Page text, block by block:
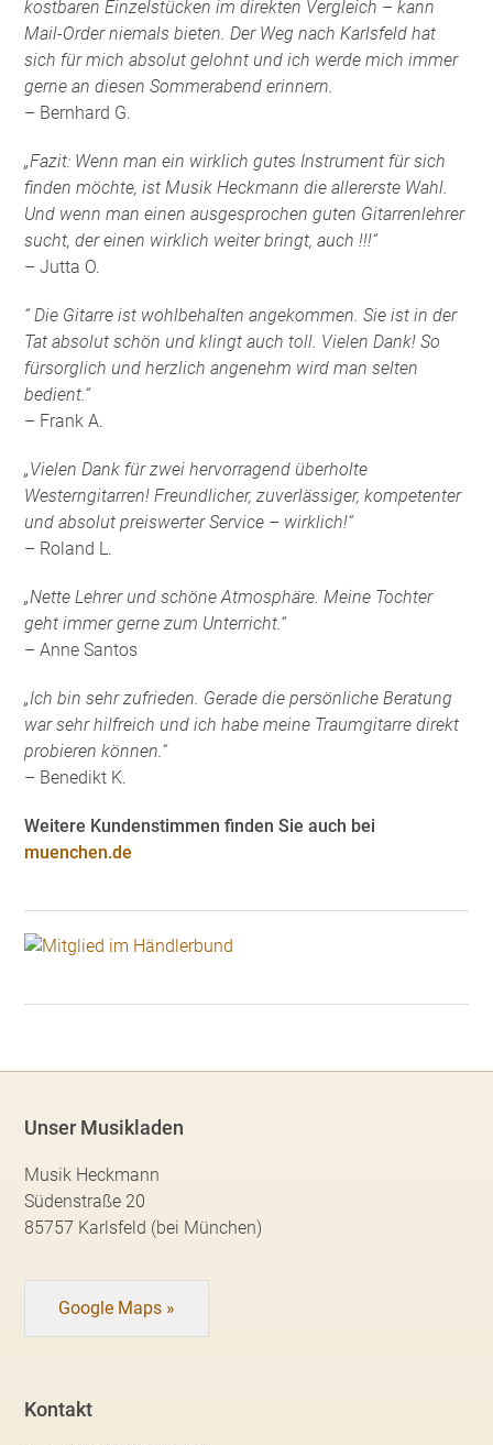
kostbaren Einzelstücken im direkten Vergleich – kann
Mail-Order niemals bieten. Der Weg nach Karlsfeld hat
sich für mich absolut gelohnt und ich werde mich immer
gerne an diesen Sommerabend erinnern.
– Bernhard G.
„Fazit: Wenn man ein wirklich gutes Instrument für sich
finden möchte, ist Musik Heckmann die allererste Wahl.
Und wenn man einen ausgesprochen guten Gitarrenlehrer
sucht, der einen wirklich weiter bringt, auch !!!“
– Jutta O.
“ Die Gitarre ist wohlbehalten angekommen. Sie ist in der
Tat absolut schön und klingt auch toll. Vielen Dank! So
fürsorglich und herzlich angenehm wird man selten
bedient.“
– Frank A.
„Vielen Dank für zwei hervorragend überholte
Westerngitarren! Freundlicher, zuverlässiger, kompetenter
und absolut preiswerter Service – wirklich!“
– Roland L.
„Nette Lehrer und schöne Atmosphäre. Meine Tochter
geht immer gerne zum Unterricht.“
– Anne Santos
„Ich bin sehr zufrieden. Gerade die persönliche Beratung
war sehr hilfreich und ich habe meine Traumgitarre direkt
probieren können.“
– Benedikt K.
Weitere Kundenstimmen finden Sie auch bei
muenchen.de
Unser Musikladen
Musik Heckmann
Südenstraße 20
85757 Karlsfeld (bei München)
Google Maps »
Kontakt